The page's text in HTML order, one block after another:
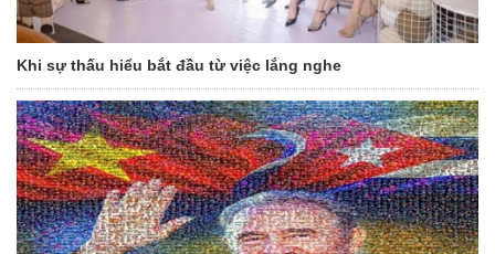
Khi sự thấu hiểu bắt đầu từ việc lắng nghe